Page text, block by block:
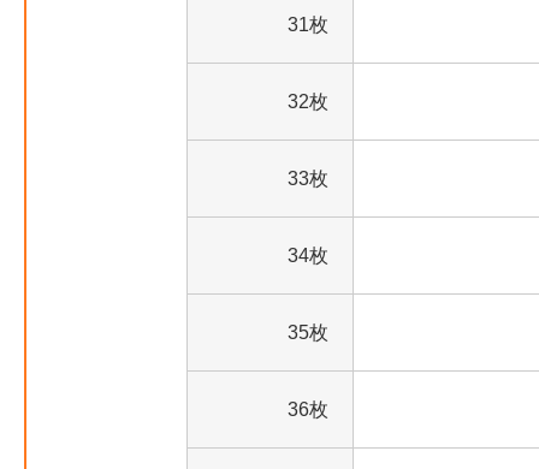
31枚
32枚
33枚
34枚
35枚
36枚